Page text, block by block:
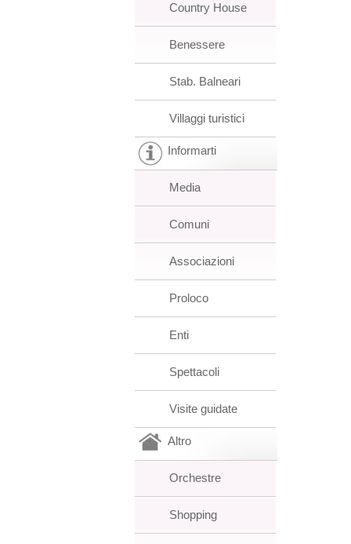
Country House
Benessere
Stab. Balneari
Villaggi turistici
Informarti
Media
Comuni
Associazioni
Proloco
Enti
Spettacoli
Visite guidate
Altro
Orchestre
Shopping